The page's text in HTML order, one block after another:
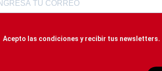
Acepto las condiciones y recibir tus newsletters.